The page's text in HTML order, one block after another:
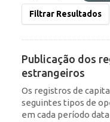
Filtrar Resultados
Publicação dos
estrangeiros
Os registros de
seguintes tipos de
em cada período